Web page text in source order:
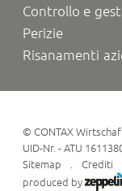
Controllo e
Perizie
Risanamenti
©CONTAX
UID-Nr. - ATU
Sitemap
Crediti
produced by